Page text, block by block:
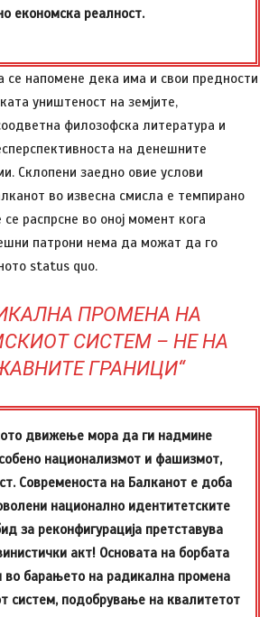
економска реалност.
се напомене дека има и свои предности
уништеност на земјите,
филозофска литература и
на денешните
Склопени заедно овие услови
во извесна смисла е темпирано
распрсне во оној момент кога
патрони нема да можат да го
status quo.
ПРОМЕНА НА
СИСТЕМ – НЕ НА
ГРАНИЦИ“
движење мора да ги надмине
национализмот и фашизмот,
Современоста на Балканот е доба
национално идентитетските
за реконфигурација претставува
акт! Основата на борбата
барањето на радикална промена
систем, подобрување на квалитетот